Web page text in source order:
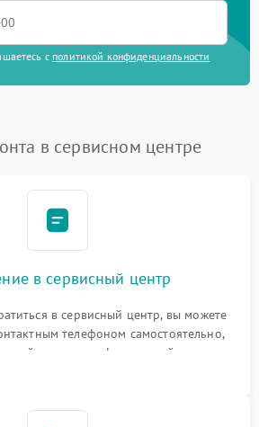
с политикой конфиденциальности
в сервисном центре
в сервисный центр
в сервисный центр, вы можете
телефоном самостоятельно,
свой номер телефона на сайте